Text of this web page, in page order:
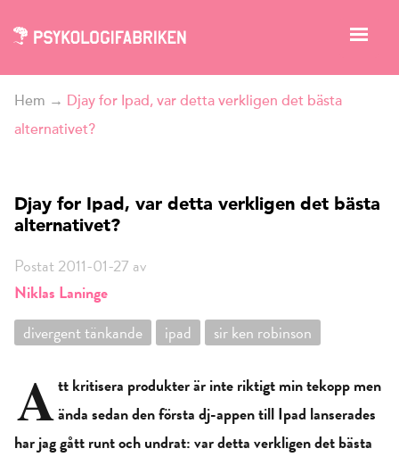
Hem → Djay for Ipad, var detta verkligen det bästa
alternativet?
Djay for Ipad, var detta verkligen det bästa
alternativet?
Postat 2011-01-27 av
Niklas Laninge
divergent tänkande
ipad sir ken robinson
Att kritisera produkter är inte riktigt min tekopp men
ända sedan den första dj-appen till Ipad lanserades
har jag gått runt och undrat: var detta verkligen det bästa